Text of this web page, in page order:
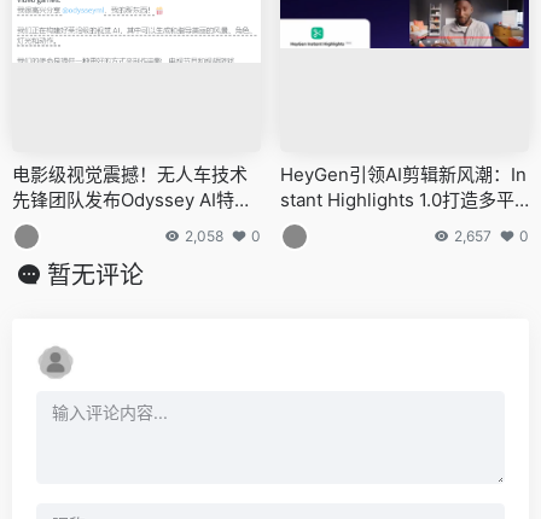
电影级视觉震撼！无人车技术
先锋团队发布Odyssey AI特
效，镜头效果直逼好莱坞大片
水准
2,058 0
HeyGen引领AI剪辑新风潮：In
stant Highlights 1.0打造多平
台适配视频编辑神器
2,657 0
暂无评论